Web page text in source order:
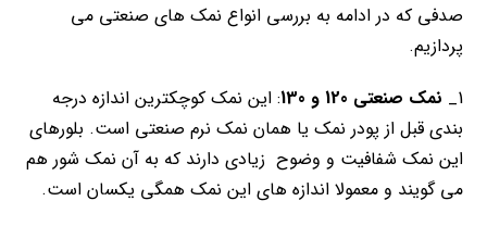
صدفی که در ادامه به بررسی انواع نمک های صنعتی می
پردازیم.
1_
نمک صنعتی 120 و 130
: این نمک کوچکترین اندازه درجه
بندی قبل از پودر نمک یا همان نمک نرم صنعتی است. بلورهای
این نمک شفافیت و وضوح زیادی دارند که به آن نمک شور هم
می گویند و معمولا اندازه های این نمک همگی یکسان است.